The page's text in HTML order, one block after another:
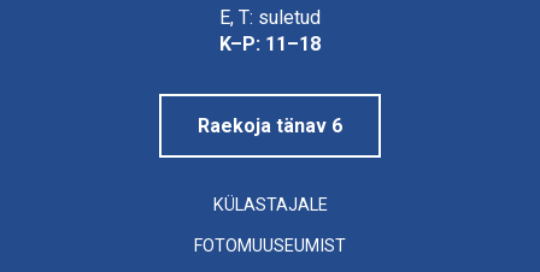
E, T: suletud
K–P: 11–18
Raekoja tänav 6
KÜLASTAJALE
FOTOMUUSEUMIST